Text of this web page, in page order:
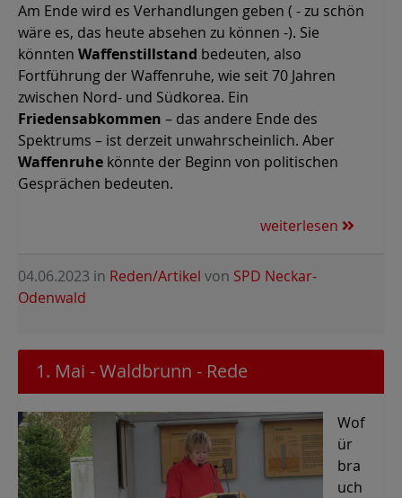
Am Ende wird es Verhandlungen geben ( - zu schön
wäre es, das heute absehen zu können -). Sie
könnten Waffenstillstand bedeuten, also
Fortführung der Waffenruhe, wie seit 70 Jahren
zwischen Nord- und Südkorea. Ein
Friedensabkommen – das andere Ende des
Spektrums – ist derzeit unwahrscheinlich. Aber
Waffenruhe könnte der Beginn von politischen
Gesprächen bedeuten.
weiterlesen
04.06.2023 in Reden/Artikel von SPD Neckar-
Odenwald
1. Mai - Waldbrunn - Rede
Wof
ür
bra
uch